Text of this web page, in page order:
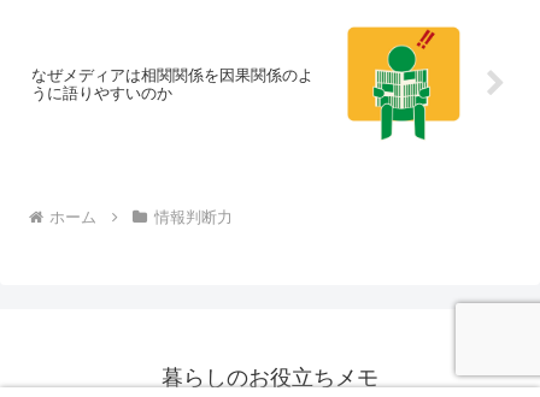
なぜメディアは相関関係を因果関係のよ
うに語りやすいのか
ホーム 情報判断力
暮らしのお役立ちメモ